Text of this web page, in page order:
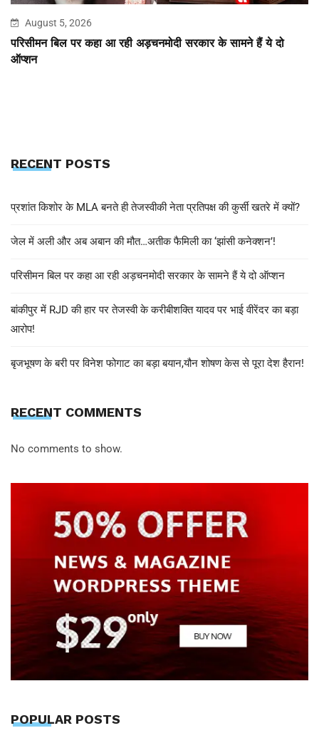
August 5, 2026
परिसीमन बिल पर कहा आ रही अड़चनमोदी सरकार के सामने हैं ये दो
ऑप्शन
RECENT POSTS
प्रशांत किशोर के MLA बनते ही तेजस्वीकी नेता प्रतिपक्ष की कुर्सी खतरे में क्यों?
जेल में अली और अब अबान की मौत…अतीक फैमिली का ‘झांसी कनेक्शन’!
परिसीमन बिल पर कहा आ रही अड़चनमोदी सरकार के सामने हैं ये दो ऑप्शन
बांकीपुर में RJD की हार पर तेजस्वी के करीबीशक्ति यादव पर भाई वीरेंदर का बड़ा
आरोप!
बृजभूषण के बरी पर विनेश फोगाट का बड़ा बयान,यौन शोषण केस से पूरा देश हैरान!
RECENT COMMENTS
No comments to show.
POPULAR POSTS